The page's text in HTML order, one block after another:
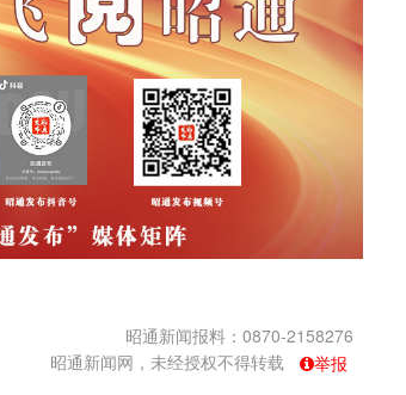
昭通新闻报料：0870-2158276
昭通新闻网，未经授权不得转载
举报